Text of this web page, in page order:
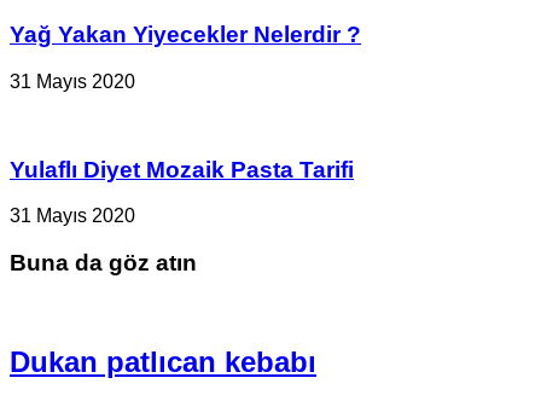
Yağ Yakan Yiyecekler Nelerdir ?
31 Mayıs 2020
Yulaflı Diyet Mozaik Pasta Tarifi
31 Mayıs 2020
Buna da göz atın
Dukan patlıcan kebabı